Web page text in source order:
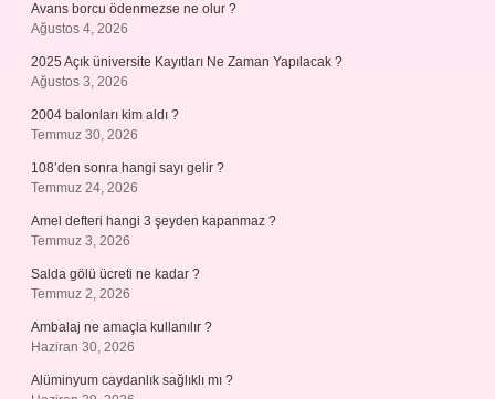
Avans borcu ödenmezse ne olur ?
Ağustos 4, 2026
2025 Açık üniversite Kayıtları Ne Zaman Yapılacak ?
Ağustos 3, 2026
2004 balonları kim aldı ?
Temmuz 30, 2026
108’den sonra hangi sayı gelir ?
Temmuz 24, 2026
Amel defteri hangi 3 şeyden kapanmaz ?
Temmuz 3, 2026
Salda gölü ücreti ne kadar ?
Temmuz 2, 2026
Ambalaj ne amaçla kullanılır ?
Haziran 30, 2026
Alüminyum caydanlık sağlıklı mı ?